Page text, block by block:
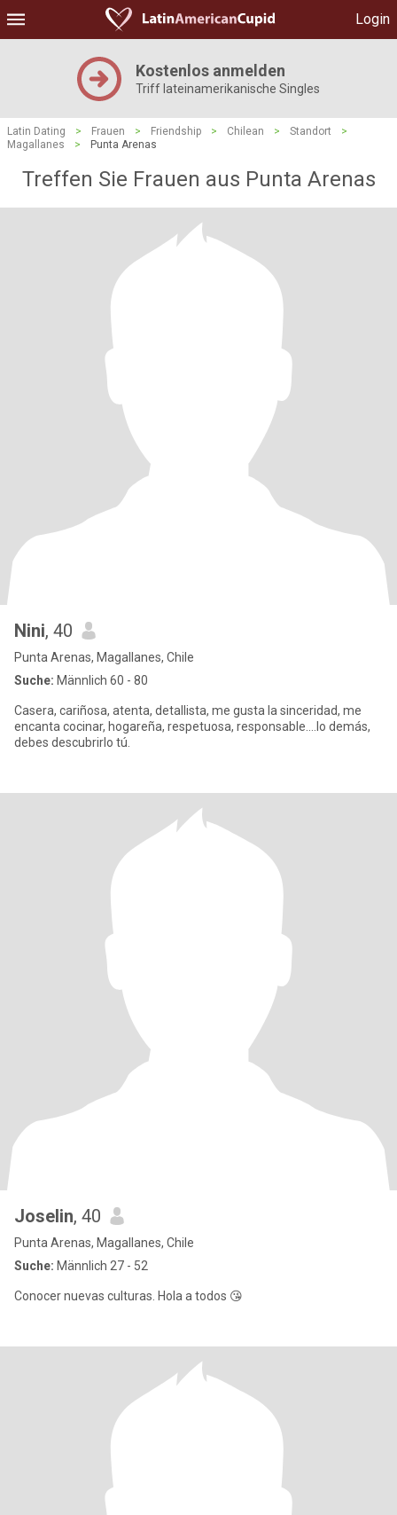
Login
Kostenlos anmelden
Triff lateinamerikanische Singles
Latin Dating > Frauen > Friendship > Chilean > Standort
>
Magallanes
> Punta Arenas
Treffen Sie Frauen aus Punta Arenas
Nini, 40
Punta Arenas, Magallanes, Chile
Suche: Männlich 60 - 80
Casera, cariñosa, atenta, detallista, me gusta la sinceridad, me
encanta cocinar, hogareña, respetuosa, responsable....lo demás,
debes descubrirlo tú.
Joselin, 40
Punta Arenas, Magallanes, Chile
Suche: Männlich 27 - 52
Conocer nuevas culturas. Hola a todos 😘